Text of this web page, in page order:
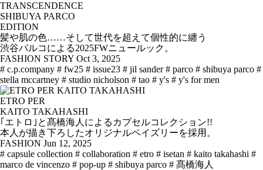
TRANSCENDENCE
SHIBUYA PARCO
EDITION
髪や肌の色……そして世代を超えて個性的に纏う
渋谷パルコによる2025FWニュールック。
FASHION STORY Oct 3, 2025
# c.p.company # fw25 # issue23 # jil sander # parco # shibuya parco #
stella mccartney # studio nicholson # tao # y's # y's for men
ETRO PER
KAITO TAKAHASHI
｢エトロ｣と髙橋海人によるカプセルコレクション!!
本人が描き下ろしたオリジナルペイズリーを採用。
FASHION Jun 12, 2025
# capsule collection # collaboration # etro # isetan # kaito takahashi #
marco de vincenzo # pop-up # shibuya parco # 髙橋海人